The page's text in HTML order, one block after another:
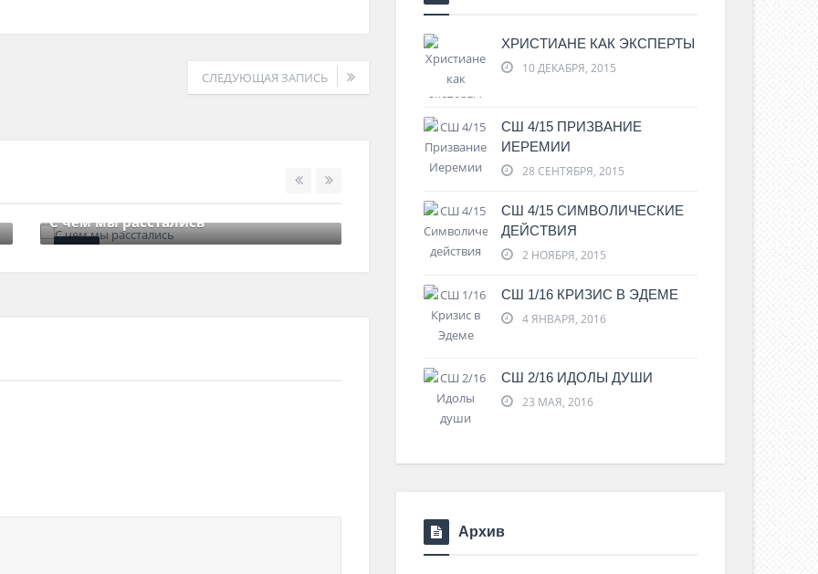
СЛЕДУЮЩАЯ ЗАПИСЬ
С чем мы расстались Законы счастливой общины
8 июня , 2017 0 Comments
ХРИСТИАНЕ КАК ЭКСПЕРТЫ
10 ДЕКАБРЯ, 2015
СШ 4/15 ПРИЗВАНИЕ
ИЕРЕМИИ
28 СЕНТЯБРЯ, 2015
СШ 4/15 СИМВОЛИЧЕСКИЕ
ДЕЙСТВИЯ
2 НОЯБРЯ, 2015
СШ 1/16 КРИЗИС В ЭДЕМЕ
4 ЯНВАРЯ, 2016
СШ 2/16 ИДОЛЫ ДУШИ
23 МАЯ, 2016
Архив